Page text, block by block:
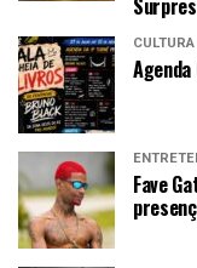
CULTURA
Fave